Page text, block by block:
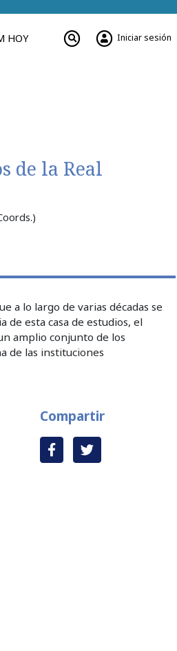
HOY Iniciar sesión
de la Real
a lo largo de varias décadas se
de esta casa de estudios, el
amplio conjunto de los
de las instituciones
Compartir